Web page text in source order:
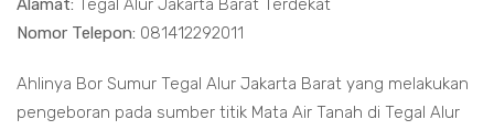
Alamat: Tegal Alur Jakarta Barat Terdekat
Nomor Telepon: 081412292011
Ahlinya Bor Sumur Tegal Alur Jakarta Barat yang melakukan
pengeboran pada sumber titik Mata Air Tanah di Tegal Alur